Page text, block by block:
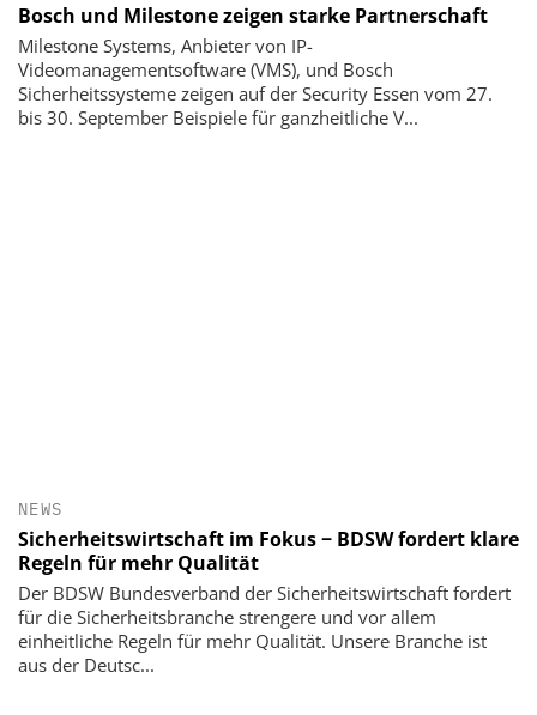
Bosch und Milestone zeigen starke Partnerschaft
Milestone Systems, Anbieter von IP-
Videomanagementsoftware (VMS), und Bosch
Sicherheitssysteme zeigen auf der Security Essen vom 27.
bis 30. September Beispiele für ganzheitliche V...
NEWS
Sicherheitswirtschaft im Fokus − BDSW fordert klare
Regeln für mehr Qualität
Der BDSW Bundesverband der Sicherheitswirtschaft fordert
für die Sicherheitsbranche strengere und vor allem
einheitliche Regeln für mehr Qualität. Unsere Branche ist
aus der Deutsc...